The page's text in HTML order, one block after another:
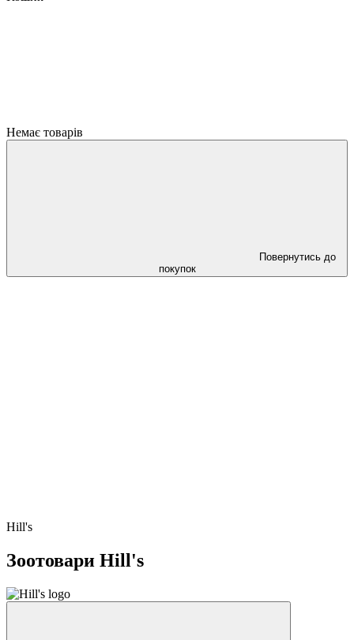
Немає товарів
Повернутись до
покупок
Hill's
Зоотовари Hill's